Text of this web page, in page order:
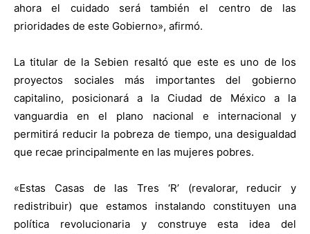
ahora el cuidado será también el centro de las
prioridades de este Gobierno», afirmó.
La titular de la Sebien resaltó que este es uno de los
proyectos sociales más importantes del gobierno
capitalino, posicionará a la Ciudad de México a la
vanguardia en el plano nacional e internacional y
permitirá reducir la pobreza de tiempo, una desigualdad
que recae principalmente en las mujeres pobres.
«Estas Casas de las Tres ‘R’ (revalorar, reducir y
redistribuir) que estamos instalando constituyen una
política revolucionaria y construye esta idea del